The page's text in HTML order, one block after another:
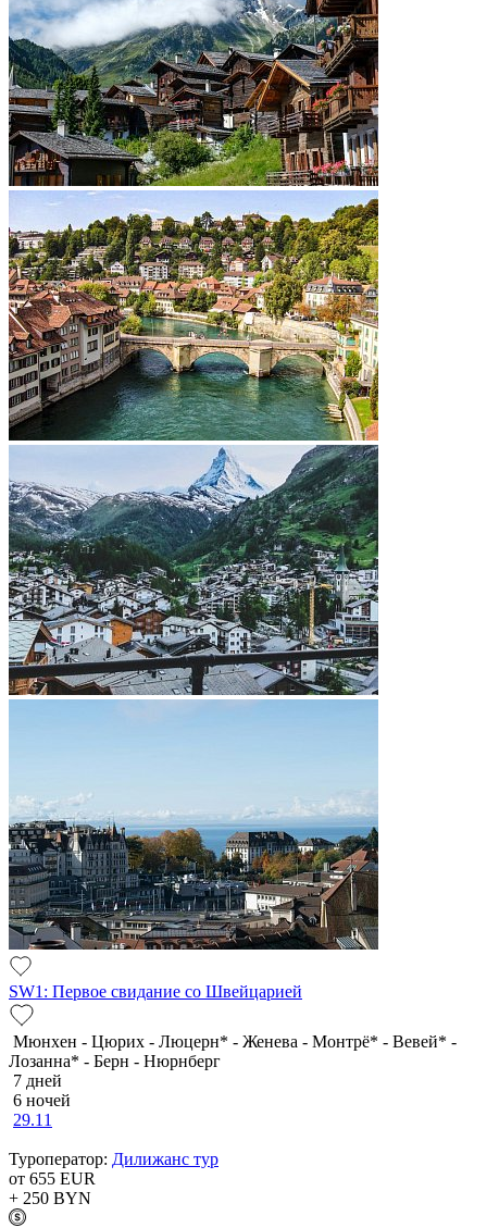
SW1: Первое свидание со Швейцарией
Мюнхен - Цюрих - Люцерн* - Женева - Монтрё* - Вевей* -
Лозанна* - Берн - Нюрнберг
7 дней
6 ночей
29.11
Туроператор: Дилижанс тур
от 655 EUR
+ 250 BYN